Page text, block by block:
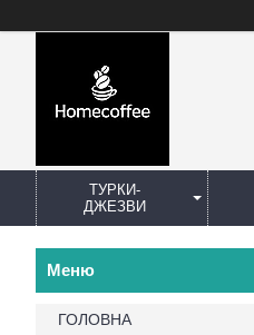
ТУРКИ-
ДЖЕЗВИ
ГОЛОВНА